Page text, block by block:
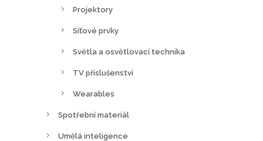
Projektory
Síťové prvky
Světla a osvětlovací technika
TV příslušenství
Wearables
Spotřební materiál
Umělá inteligence